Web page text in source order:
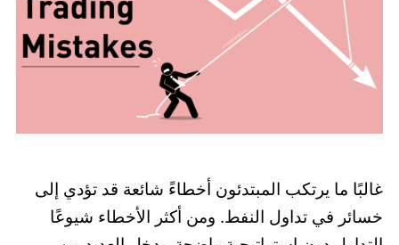
غالبًا ما يرتكب المبتدئون أخطاءً شائعة قد تؤدي إلى
خسائر في تداول النفط. ومن أكثر الأخطاء شيوعًا